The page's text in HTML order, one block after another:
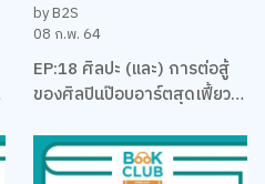
by B2S
08 ก.พ. 64
EP:18 ศิลปะ (และ) การต่อสู้
ของศิลปินป๊อบอาร์ตสุดเฟี้ยว